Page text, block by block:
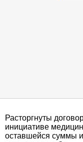
Расторгнуты
инициативе
оставшейся суммы